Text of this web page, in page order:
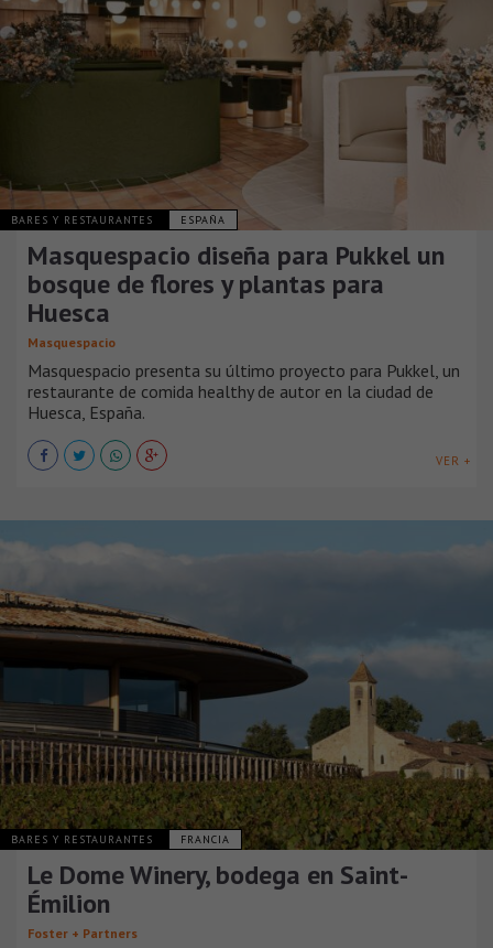
BARES Y RESTAURANTES ESPAÑA
Masquespacio diseña para Pukkel un
bosque de flores y plantas para
Huesca
Masquespacio
Masquespacio presenta su último proyecto para Pukkel, un
restaurante de comida healthy de autor en la ciudad de
Huesca, España.
VER +
BARES Y RESTAURANTES FRANCIA
Le Dome Winery, bodega en Saint-
Émilion
Foster + Partners